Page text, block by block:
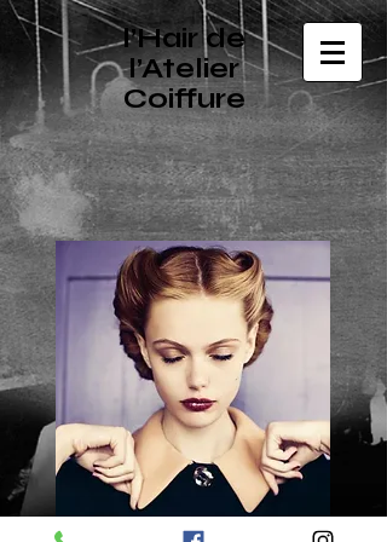
l’Hair de
l’Atelier
Coiffure
Salon de coiffure